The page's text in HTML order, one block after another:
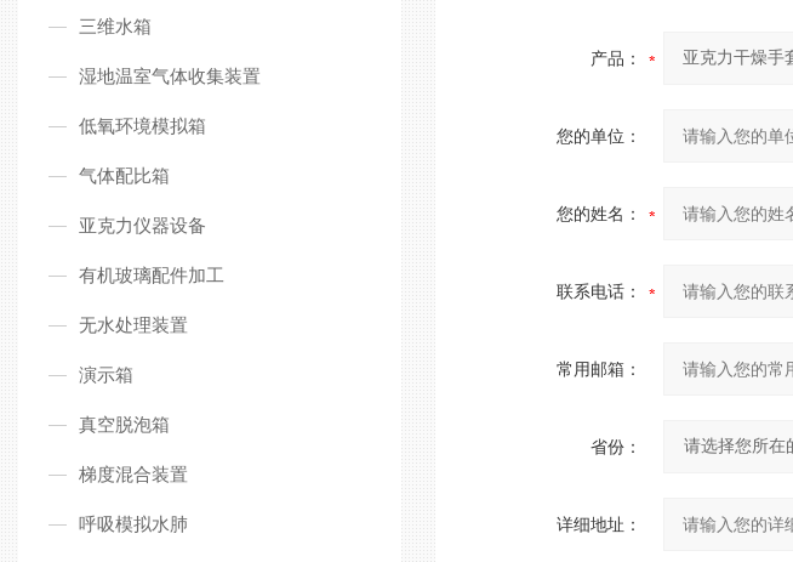
三维水箱
湿地温室气体收集装置
低氧环境模拟箱
气体配比箱
亚克力仪器设备
有机玻璃配件加工
无水处理装置
演示箱
真空脱泡箱
梯度混合装置
呼吸模拟水肺
产品：
您的单位：
您的姓名：
联系电话：
常用邮箱：
省份：
详细地址：